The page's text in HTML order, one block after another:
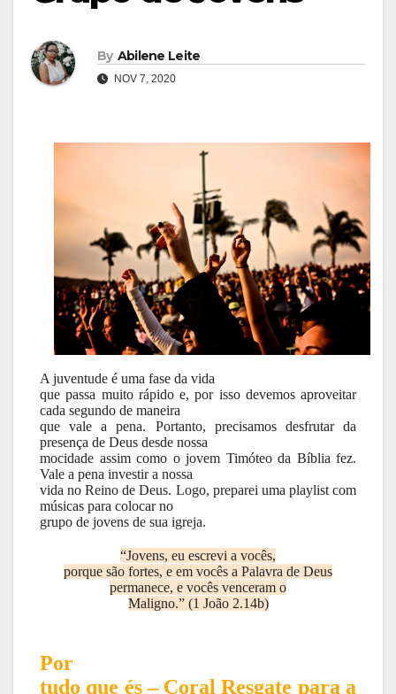
By Abilene Leite
NOV 7, 2020
A juventude é uma fase da vida
que passa muito rápido e, por isso devemos aproveitar
cada segundo de maneira
que vale a pena. Portanto, precisamos desfrutar da
presença de Deus desde nossa
mocidade assim como o jovem Timóteo da Bíblia fez.
Vale a pena investir a nossa
vida no Reino de Deus. Logo, preparei uma playlist com
músicas para colocar no
grupo de jovens de sua igreja.
“Jovens, eu escrevi a vocês,
porque são fortes, e em vocês a Palavra de Deus
permanece, e vocês venceram o
Maligno.” (1 João 2.14b)
Por
tudo que és – Coral Resgate para a